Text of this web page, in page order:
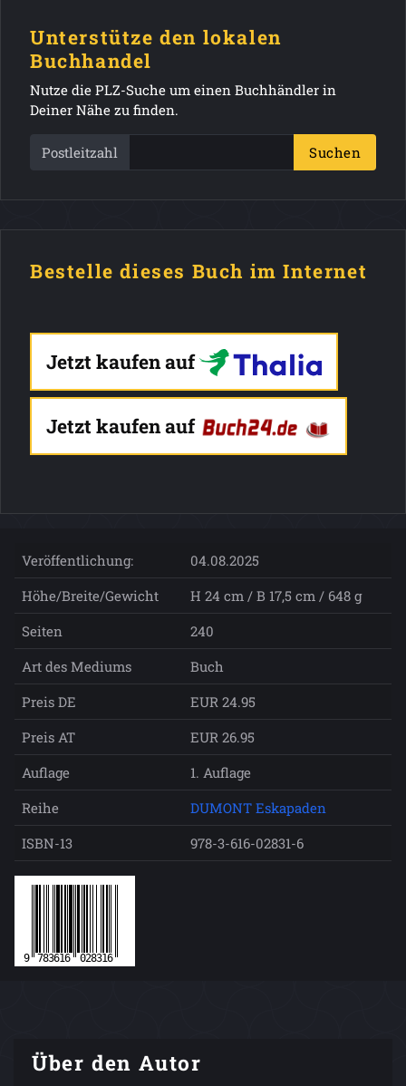
Unterstütze den lokalen
Buchhandel
Nutze die PLZ-Suche um einen Buchhändler in
Deiner Nähe zu finden.
Postleitzahl Suchen
Bestelle dieses Buch im Internet
Jetzt kaufen auf
Jetzt kaufen auf
Veröffentlichung:
04.08.2025
Höhe/Breite/Gewicht
H 24 cm / B 17,5 cm / 648 g
Seiten
240
Art des Mediums
Buch
Preis DE
EUR 24.95
Preis AT
EUR 26.95
Auflage
1. Auflage
Reihe
DUMONT Eskapaden
ISBN-13
978-3-616-02831-6
Über den Autor